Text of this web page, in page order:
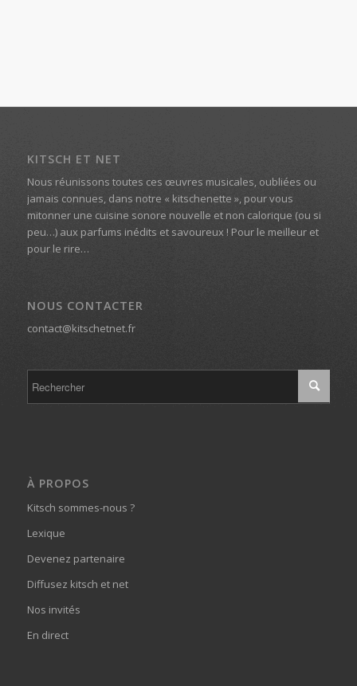
KITSCH ET NET
Nous réunissons toutes ces œuvres musicales, oubliées ou
jamais connues, dans notre « kitschenette », pour vous
mitonner une cuisine sonore nouvelle et non calorique (ou si
peu…) aux parfums inédits et savoureux ! Pour le meilleur et
pour le rire…
NOUS CONTACTER
contact@kitschetnet.fr
À PROPOS
Kitsch sommes-nous ?
Lexique
Devenez partenaire
Diffusez kitsch et net
Nos invités
En direct